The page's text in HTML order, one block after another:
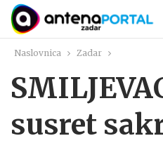
Naslovnica Zadar
susret